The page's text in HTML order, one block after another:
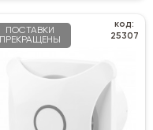
ПОСТАВКИ
ПРЕКРАЩЕНЫ
код:
25307